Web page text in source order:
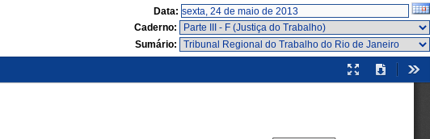
Data:
Caderno:
Sumário:
Modo
de
Download